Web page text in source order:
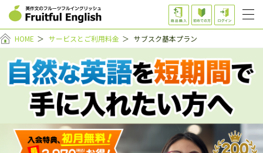
HOME ＞ サービスとご利用料金 ＞ サブスク基本プラン